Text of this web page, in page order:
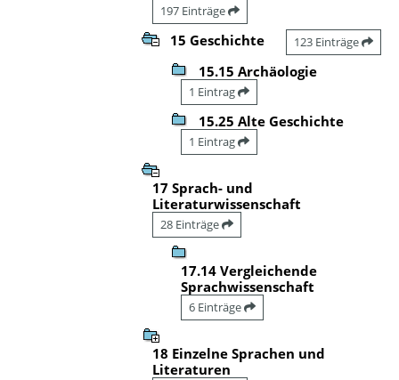
197 Einträge
15 Geschichte 123 Einträge
15.15 Archäologie
1 Eintrag
15.25 Alte Geschichte
1 Eintrag
17 Sprach- und
Literaturwissenschaft
28 Einträge
17.14 Vergleichende
Sprachwissenschaft
6 Einträge
18 Einzelne Sprachen und
Literaturen